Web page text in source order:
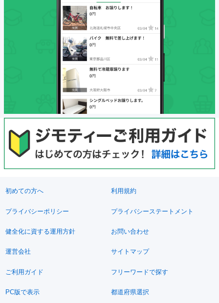
初めての方へ 利用規約
プライバシーポリシー プライバシーステートメント
健全化に資する運用方針 お問い合わせ
運営会社 サイトマップ
ご利用ガイド フリーワードで探す
PC版で表示 都道府県選択